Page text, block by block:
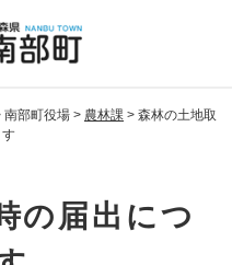
南部町役場 > 農林課 > 森林の土地取
の届出につ